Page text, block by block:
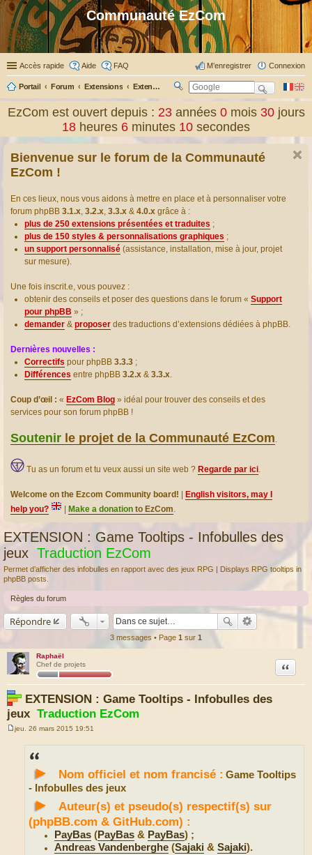
Communauté EzCom
Accès rapide Aide FAQ Connexion
M’enregistrer
Portail Forum Extensions Extensions présentées & traduites
ch
er
EzCom est ouvert depuis : 23 années0 mois30 jours
18 heures 6 minutes 11 secondes
Bienvenue sur le forum de la Communauté
EzCom !
En ces lieux, nous vous aidons à mettre en place et à personnaliser votre
forum phpBB 3.1.x, 3.2.x, 3.3.x & 4.0.x grâce à :
plus de 250 extensions présentées et traduites ;
plus de 150 styles & personnalisations graphiques ;
un support personnalisé (assistance, installation, mise à jour, projet
sur mesure).
Une fois inscrit.e, vous pouvez :
obtenir des conseils et poser des questions dans le forum « Support
pour phpBB » ;
demander & proposer des traductions d’extensions dédiées à phpBB.
Dernières nouvelles :
Correctifs pour phpBB 3.3.3 ;
Différences entre phpBB 3.2.x & 3.3.x.
Coup d’œil : « EzCom Blog » idéal pour trouver des conseils et des
services pour son forum phpBB !
Soutenir le projet de la Communauté EzCom.
Tu as un forum et tu veux aussi un site web ? Regarde par ici.
Welcome on the Ezcom Community board!
English visitors, may I
help you?
Make a donation to EzCom.
EXTENSION : Game Tooltips - Infobulles des
jeux Traduction EzCom
Permet d’afficher des infobulles en rapport avec des jeux RPG | Displays RPG tooltips in
phpBB posts.
Règles du forum
Répondre
3 messages • Page 1 sur 1
Raphaël
Chef de projets
EXTENSION : Game Tooltips - Infobulles des
jeux Traduction EzCom
Citation
M
jeu. 26 mars 2015 19:51
► Nom officiel et nom francisé : Game Tooltips
- Infobulles des jeux
►
Auteur(s) et pseudo(s) respectif(s) sur
(phpBB.com & GitHub.com) :
PayBas (PayBas & PayBas) ;
Andreas Vandenberghe (Sajaki &Sajaki).